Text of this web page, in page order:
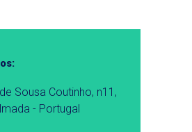
Sousa Coutinho, n11,
- Portugal